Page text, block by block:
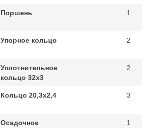
Поршень 1
Упорное кольцо 2
Уплотнительное
кольцо 32x3
2
Кольцо 20,3x2,4 3
Осадочное
1